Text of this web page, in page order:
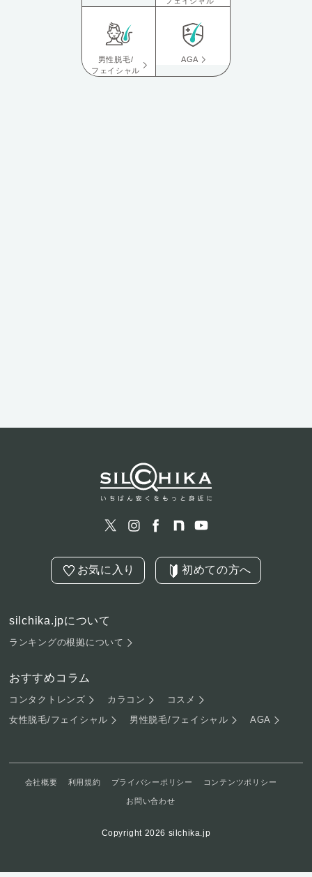
男性脱毛/
フェイシャル
AGA
お気に入り 初めての方へ
silchika.jpについて
ランキングの根拠について
おすすめコラム
コンタクトレンズ カラコン
コスメ
女性脱毛/フェイシャル
男性脱毛/フェイシャル AGA
会社概要 利用規約 プライバシーポリシー コンテンツポリシー
お問い合わせ
Copyright 2026 silchika.jp